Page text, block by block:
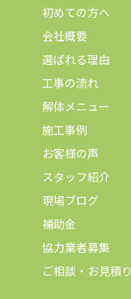
初めての方へ
会社概要
選ばれる理由
工事の流れ
解体メニュー
施工事例
お客様の声
スタッフ紹介
現場ブログ
補助金
協力業者募集
ご相談・お見積り